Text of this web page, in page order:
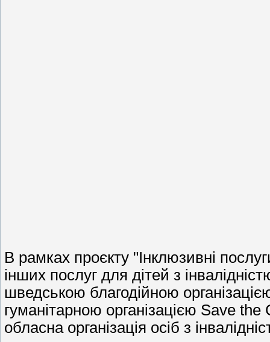
В рамках проєкту "Інклюзивні
інших послуг для дітей з
шведською благодійною
гуманітарною організацією Save
обласна організація осіб з